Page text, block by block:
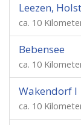
Leezen,
ca. 10
Bebensee
ca. 10
Wakendorf I
ca. 10